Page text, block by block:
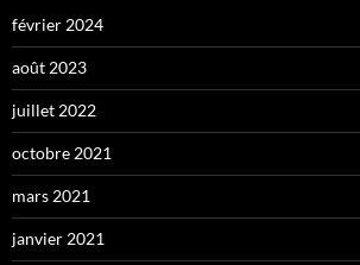
février 2024
août 2023
juillet 2022
octobre 2021
mars 2021
janvier 2021